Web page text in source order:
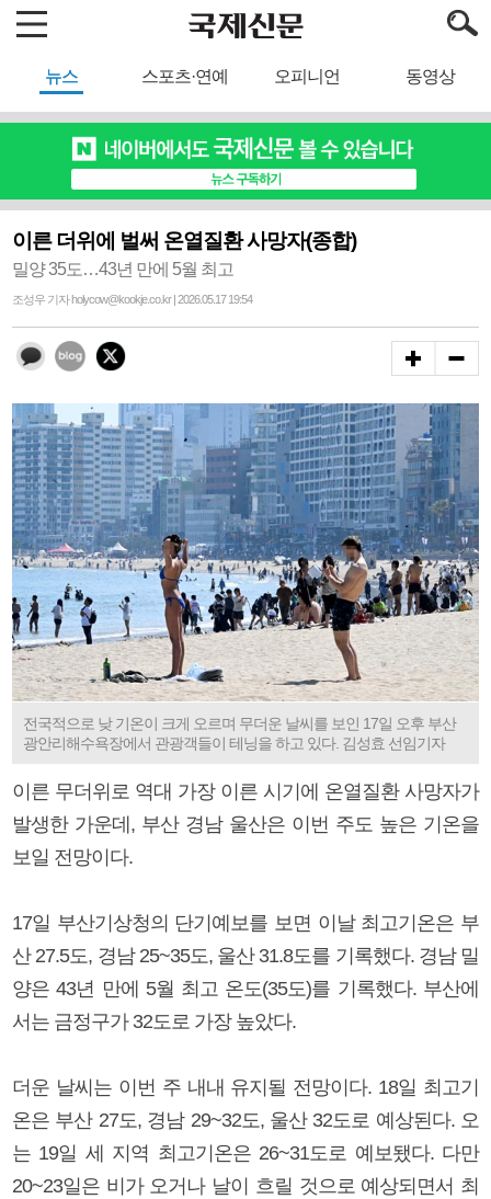
뉴스 스포츠·연예 오피니언 동영상
이른 더위에 벌써 온열질환 사망자(종합)
밀양 35도…43년 만에 5월 최고
조성우 기자 holycow@kookje.co.kr | 2026.05.17 19:54
전국적으로 낮 기온이 크게 오르며 무더운 날씨를 보인 17일 오후 부산
광안리해수욕장에서 관광객들이 테닝을 하고 있다. 김성효 선임기자
이른 무더위로 역대 가장 이른 시기에 온열질환 사망자가
발생한 가운데, 부산 경남 울산은 이번 주도 높은 기온을
보일 전망이다.
17일 부산기상청의 단기예보를 보면 이날 최고기온은 부
산 27.5도, 경남 25~35도, 울산 31.8도를 기록했다. 경남 밀
양은 43년 만에 5월 최고 온도(35도)를 기록했다. 부산에
서는 금정구가 32도로 가장 높았다.
더운 날씨는 이번 주 내내 유지될 전망이다. 18일 최고기
온은 부산 27도, 경남 29~32도, 울산 32도로 예상된다. 오
는 19일 세 지역 최고기온은 26~31도로 예보됐다. 다만
20~23일은 비가 오거나 날이 흐릴 것으로 예상되면서 최